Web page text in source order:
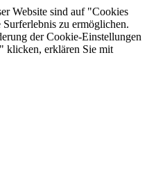
Website sind auf "Cookies
Surferlebnis zu ermöglichen.
der Cookie-Einstellungen
klicken, erklären Sie mit